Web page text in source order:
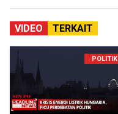
VIDEO TERKAIT
POLITIK